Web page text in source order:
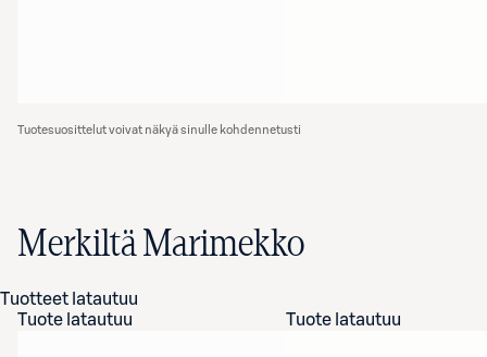
Tuotesuosittelut voivat näkyä sinulle kohdennetusti
Merkiltä Marimekko
Tuotteet latautuu
Tuote latautuu
Tuote latautuu